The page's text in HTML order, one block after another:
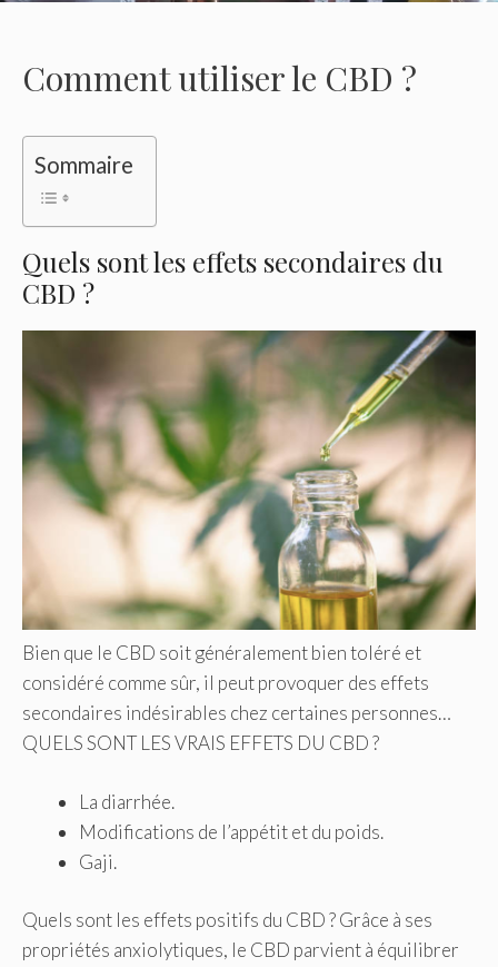
Comment utiliser le CBD ?
Sommaire
Quels sont les effets secondaires du
CBD ?
Bien que le CBD soit généralement bien toléré et
considéré comme sûr, il peut provoquer des effets
secondaires indésirables chez certaines personnes…
QUELS SONT LES VRAIS EFFETS DU CBD ?
La diarrhée.
Modifications de l’appétit et du poids.
Gaji.
Quels sont les effets positifs du CBD ? Grâce à ses
propriétés anxiolytiques, le CBD parvient à équilibrer